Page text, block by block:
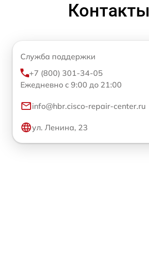
Контакты
Служба поддержки
+7 (800) 301-34-05
Ежедневно с 9:00 до 21:00
info@hbr.cisco-repair-center.ru
ул. Ленина, 23